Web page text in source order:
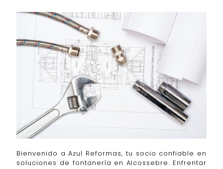
Bienvenido a Azul Reformas, tu socio confiable en
soluciones de fontanería en Alcossebre. Enfrentar